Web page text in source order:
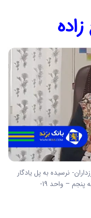
مرزداران- نرسیده به پل یادگار